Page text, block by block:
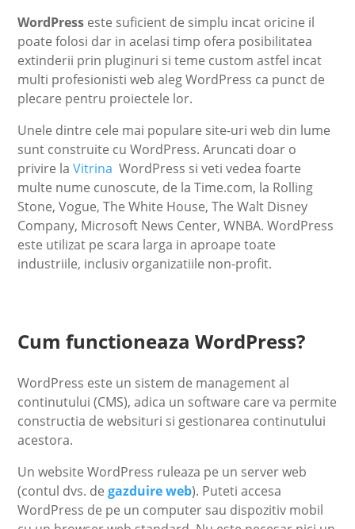
WordPress este suficient de simplu incat oricine il
poate folosi dar in acelasi timp ofera posibilitatea
extinderii prin pluginuri si teme custom astfel incat
multi profesionisti web aleg WordPress ca punct de
plecare pentru proiectele lor.
Unele dintre cele mai populare site-uri web din lume
sunt construite cu WordPress. Aruncati doar o
privire laVitrina WordPress si veti vedea foarte
multe nume cunoscute, de la Time.com, la Rolling
Stone, Vogue, The White House, The Walt Disney
Company, Microsoft News Center, WNBA. WordPress
este utilizat pe scara larga in aproape toate
industriile, inclusiv organizatiile non-profit.
Cum functioneaza WordPress?
WordPress este un sistem de management al
continutului (CMS), adica un software care va permite
constructia de websituri si gestionarea continutului
acestora.
Un website WordPress ruleaza pe un server web
(contul dvs. degazduire web). Puteti accesa
WordPress de pe un computer sau dispozitiv mobil